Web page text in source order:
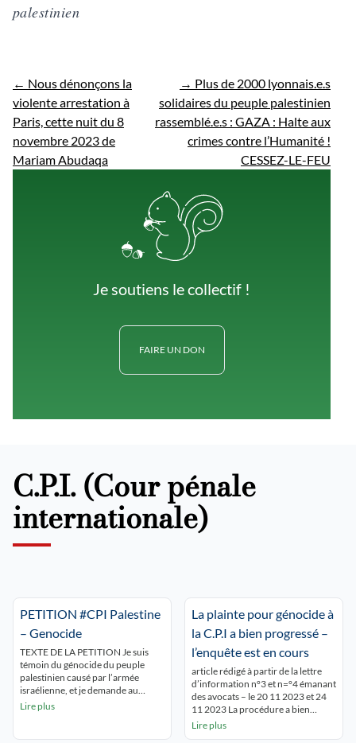
palestinien
← Nous dénonçons la
violente arrestation à
Paris, cette nuit du 8
novembre 2023 de
Mariam Abudaqa
→ Plus de 2000 lyonnais.e.s
solidaires du peuple palestinien
rassemblé.e.s : GAZA : Halte aux
crimes contre l’Humanité !
CESSEZ-LE-FEU
Je soutiens le collectif !
FAIRE UN DON
C.P.I. (Cour pénale
internationale)
PETITION #CPI Palestine
– Genocide
TEXTE DE LA PETITION Je suis
témoin du génocide du peuple
palestinien causé par l’armée
israélienne, et je demande au
procureur de la Cour pénale
Lire plus
La plainte pour génocide à
la C.P.I a bien progressé –
l’enquête est en cours
article rédigé à partir de la lettre
d’information n°3 et n=°4 émanant
des avocats – le 20 11 2023 et 24
11 2023 La procédure a bien
progressé !il faut poursuivre et
Lire plus